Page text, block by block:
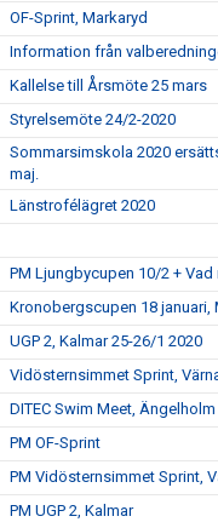
OF-Sprint, Markaryd
Information från
Kallelse till Årsmöte 25 mars
Styrelsemöte 24/2-2020
Sommarsimskola 2020
maj.
Länstrofélägret 2020
PM Ljungbycupen 10/2 + Vad
Kronobergscupen 18 januari,
UGP 2, Kalmar 25-26/1 2020
Vidösternsimmet Sprint,
DITEC Swim Meet,
PM OF-Sprint
PM Vidösternsimmet Sprint,
PM UGP 2, Kalmar